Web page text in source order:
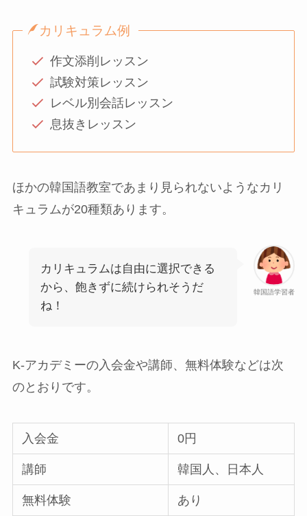
カリキュラム例
作文添削レッスン
試験対策レッスン
レベル別会話レッスン
息抜きレッスン
ほかの韓国語教室であまり見られないようなカリ
キュラムが20種類あります。
韓国語学習者
カリキュラムは自由に選択できる
から、飽きずに続けられそうだ
ね！
K-アカデミーの入会金や講師、無料体験などは次
のとおりです。
入会金 0円
講師 韓国人、日本人
無料体験 あり